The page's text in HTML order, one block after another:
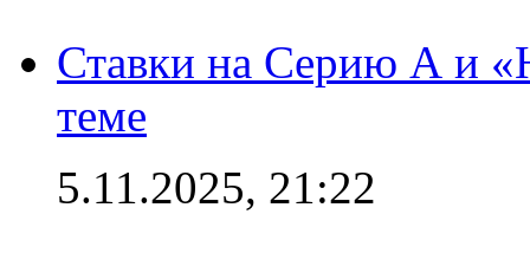
Ставки на Серию А и
теме
5.11.2025, 21:22